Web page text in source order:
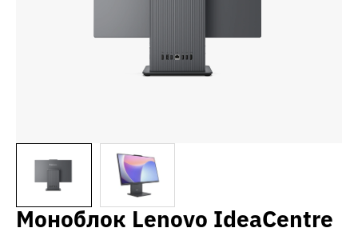
Моноблок Lenovo IdeaCentre